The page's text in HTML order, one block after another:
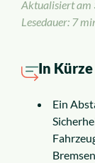
Service
Sozialrecht
Aktualisiert am
Lesedauer: 7
In Kürze
Ein